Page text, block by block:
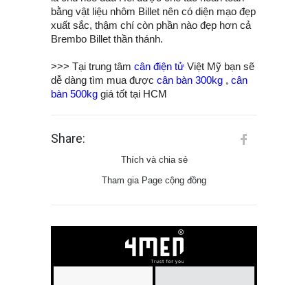
bằng vật liệu nhôm Billet nên có diện mạo đẹp
xuất sắc, thậm chí còn phần nào đẹp hơn cả
Brembo Billet thần thánh.
>>> Tại trung tâm cân điện tử Việt Mỹ bạn sẽ
dễ dàng tìm mua được cân bàn 300kg , cân
bàn 500kg giá tốt tại HCM
Share:
Thích và chia sẻ
Tham gia Page cộng đồng